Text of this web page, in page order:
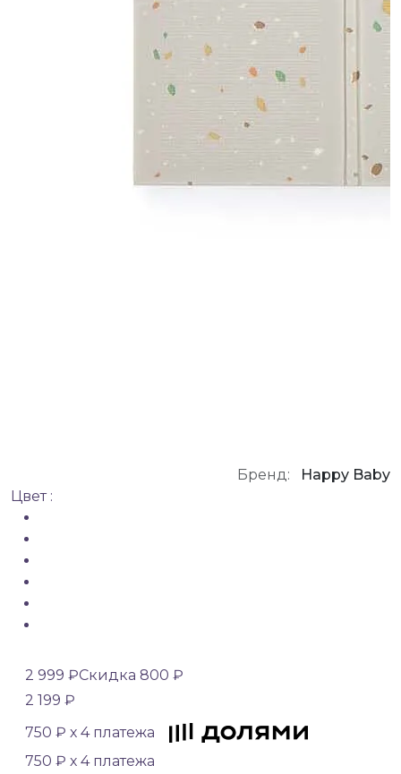
Бренд:
Happy Baby
Цвет :
2 999 ₽Скидка 800 ₽
2 199 ₽
750 ₽ х 4 платежа
750 ₽ х 4 платежа